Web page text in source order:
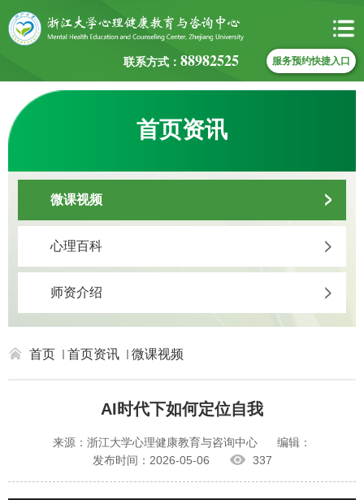
服务预约快捷入口
联系方式： 88982525
首页资讯
微课视频
心理百科
师资介绍
首页 首页资讯 微课视频
AI时代下如何定位自我
来源：浙江大学心理健康教育与咨询中心
编辑：
发布时间：2026-05-06
337